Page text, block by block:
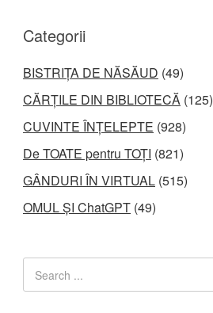
Categorii
BISTRIȚA DE NĂSĂUD (49)
CĂRȚILE DIN BIBLIOTECĂ (125)
CUVINTE ÎNȚELEPTE (928)
De TOATE pentru TOȚI (821)
GÂNDURI ÎN VIRTUAL (515)
OMUL ȘI ChatGPT (49)